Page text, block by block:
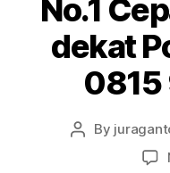
No.1
dekat
Post
By